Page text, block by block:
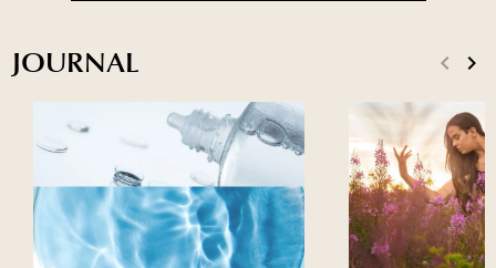
JOURNAL keyboard_arrow_left keyboard_arrow_right